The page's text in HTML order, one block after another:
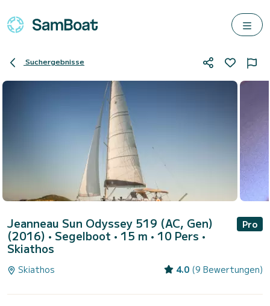
Suchergebnisse
Jeanneau Sun Odyssey 519 (AC, Gen)
(2016) • Segelboot • 15 m • 10 Pers •
Skiathos
Pro
Skiathos 4.0 (9 Bewertungen)